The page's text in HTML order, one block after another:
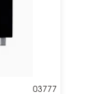
03777